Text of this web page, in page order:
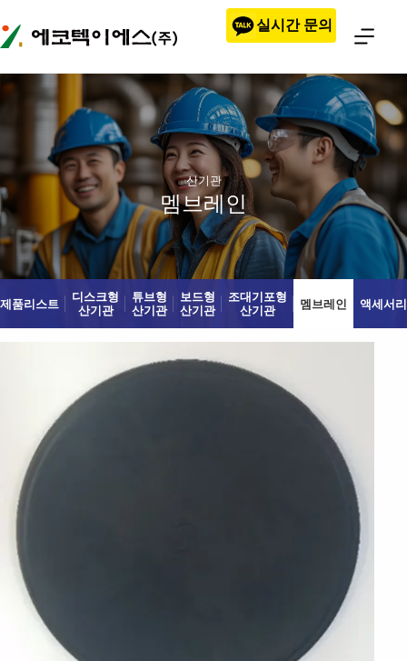
건너뛰기
실시간 문의
산기관
멤브레인
제품리스트
디스크형
산기관
튜브형
산기관
보드형
산기관
조대기포형
산기관
멤브레인 액세서리